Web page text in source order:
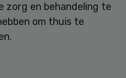
zorg en behandeling te
om thuis te